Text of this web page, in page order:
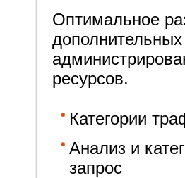
Оптимальное
ресурсов.
Категории
Анализ и
запрос